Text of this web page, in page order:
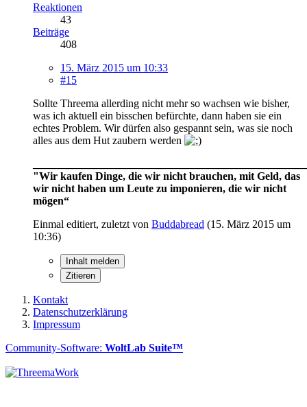
Reaktionen
43
Beiträge
408
15. März 2015 um 10:33
#15
Sollte Threema allerding nicht mehr so wachsen wie bisher,
was ich aktuell ein bisschen befürchte, dann haben sie ein
echtes Problem. Wir dürfen also gespannt sein, was sie noch
alles aus dem Hut zaubern werden
"Wir kaufen Dinge, die wir nicht brauchen, mit Geld, das
wir nicht haben um Leute zu imponieren, die wir nicht
mögen“
Einmal editiert, zuletzt von Buddabread (15. März 2015 um
10:36)
Inhalt melden
Zitieren
Kontakt
Datenschutzerklärung
Impressum
Community-Software: WoltLab Suite™